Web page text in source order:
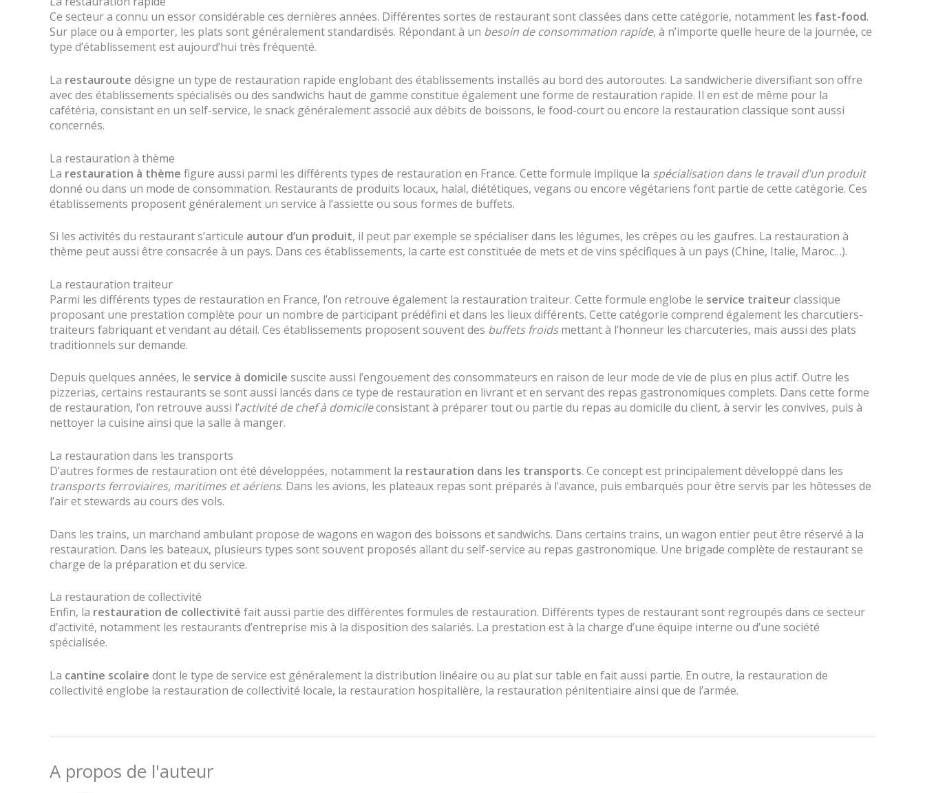
Ce secteur a connu un essor considérable ces dernières années. Différentes sortes de restaurant sont classées dans cette catégorie, notamment les fast-food.
Sur place ou à emporter, les plats sont généralement standardisés. Répondant à un besoin de consommation rapide, à n’importe quelle heure de la journée, ce
type d’établissement est aujourd’hui très fréquenté.
La restauroute désigne un type de restauration rapide englobant des établissements installés au bord des autoroutes. La sandwicherie diversifiant son offre
avec des établissements spécialisés ou des sandwichs haut de gamme constitue également une forme de restauration rapide. Il en est de même pour la
cafétéria, consistant en un self-service, le snack généralement associé aux débits de boissons, le food-court ou encore la restauration classique sont aussi
concernés.
La restauration à thème
La restauration à thème figure aussi parmi les différents types de restauration en France. Cette formule implique la spécialisation dans le travail d’un produit
donné ou dans un mode de consommation. Restaurants de produits locaux, halal, diététiques, vegans ou encore végétariens font partie de cette catégorie. Ces
établissements proposent généralement un service à l’assiette ou sous formes de buffets.
Si les activités du restaurant s’articule autour d’un produit, il peut par exemple se spécialiser dans les légumes, les crêpes ou les gaufres. La restauration à
thème peut aussi être consacrée à un pays. Dans ces établissements, la carte est constituée de mets et de vins spécifiques à un pays (Chine, Italie, Maroc…).
La restauration traiteur
Parmi les différents types de restauration en France, l’on retrouve également la restauration traiteur. Cette formule englobe le service traiteurclassique
proposant une prestation complète pour un nombre de participant prédéfini et dans les lieux différents. Cette catégorie comprend également les charcutiers-
traiteurs fabriquant et vendant au détail. Ces établissements proposent souvent des buffets froidsmettant à l’honneur les charcuteries, mais aussi des plats
traditionnels sur demande.
Depuis quelques années, le service à domicile suscite aussi l’engouement des consommateurs en raison de leur mode de vie de plus en plus actif. Outre les
pizzerias, certains restaurants se sont aussi lancés dans ce type de restauration en livrant et en servant des repas gastronomiques complets. Dans cette forme
de restauration, l’on retrouve aussi l’activité de chef à domicileconsistant à préparer tout ou partie du repas au domicile du client, à servir les convives, puis à
nettoyer la cuisine ainsi que la salle à manger.
La restauration dans les transports
D’autres formes de restauration ont été développées, notamment la restauration dans les transports. Ce concept est principalement développé dans les
transports ferroviaires, maritimes et aériens. Dans les avions, les plateaux repas sont préparés à l’avance, puis embarqués pour être servis par les hôtesses de
l’air et stewards au cours des vols.
Dans les trains, un marchand ambulant propose de wagons en wagon des boissons et sandwichs. Dans certains trains, un wagon entier peut être réservé à la
restauration. Dans les bateaux, plusieurs types sont souvent proposés allant du self-service au repas gastronomique. Une brigade complète de restaurant se
charge de la préparation et du service.
La restauration de collectivité
Enfin, la restauration de collectivité fait aussi partie des différentes formules de restauration. Différents types de restaurant sont regroupés dans ce secteur
d’activité, notamment les restaurants d’entreprise mis à la disposition des salariés. La prestation est à la charge d’une équipe interne ou d’une société
spécialisée.
La cantine scolaire dont le type de service est généralement la distribution linéaire ou au plat sur table en fait aussi partie. En outre, la restauration de
collectivité englobe la restauration de collectivité locale, la restauration hospitalière, la restauration pénitentiaire ainsi que de l’armée.
A propos de l'auteur